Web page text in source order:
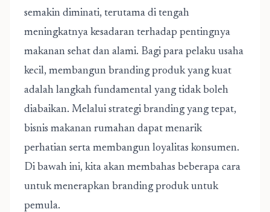
semakin diminati, terutama di tengah
meningkatnya kesadaran terhadap pentingnya
makanan sehat dan alami. Bagi para pelaku usaha
kecil, membangun branding produk yang kuat
adalah langkah fundamental yang tidak boleh
diabaikan. Melalui strategi branding yang tepat,
bisnis makanan rumahan dapat menarik
perhatian serta membangun loyalitas konsumen.
Di bawah ini, kita akan membahas beberapa cara
untuk menerapkan branding produk untuk
pemula.